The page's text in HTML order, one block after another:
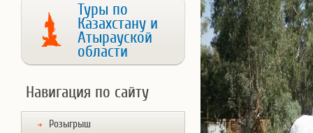
Туры по
Казахстану и
Атырауской
области
Навигация по сайту
Розыгрыш